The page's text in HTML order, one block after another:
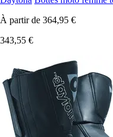
À partir de 364,95 €
343,55 €